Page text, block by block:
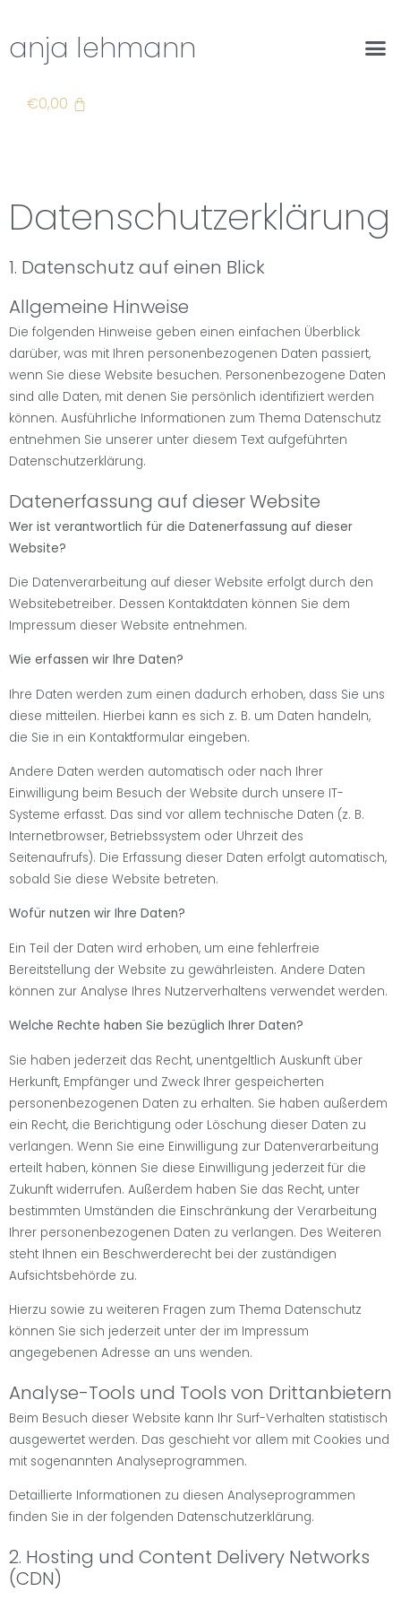
anja lehmann
€0,00
Datenschutzerklärung
1. Datenschutz auf einen Blick
Allgemeine Hinweise
Die folgenden Hinweise geben einen einfachen Überblick
darüber, was mit Ihren personenbezogenen Daten passiert,
wenn Sie diese Website besuchen. Personenbezogene Daten
sind alle Daten, mit denen Sie persönlich identifiziert werden
können. Ausführliche Informationen zum Thema Datenschutz
entnehmen Sie unserer unter diesem Text aufgeführten
Datenschutzerklärung.
Datenerfassung auf dieser Website
Wer ist verantwortlich für die Datenerfassung auf dieser
Website?
Die Datenverarbeitung auf dieser Website erfolgt durch den
Websitebetreiber. Dessen Kontaktdaten können Sie dem
Impressum dieser Website entnehmen.
Wie erfassen wir Ihre Daten?
Ihre Daten werden zum einen dadurch erhoben, dass Sie uns
diese mitteilen. Hierbei kann es sich z. B. um Daten handeln,
die Sie in ein Kontaktformular eingeben.
Andere Daten werden automatisch oder nach Ihrer
Einwilligung beim Besuch der Website durch unsere IT-
Systeme erfasst. Das sind vor allem technische Daten (z. B.
Internetbrowser, Betriebssystem oder Uhrzeit des
Seitenaufrufs). Die Erfassung dieser Daten erfolgt automatisch,
sobald Sie diese Website betreten.
Wofür nutzen wir Ihre Daten?
Ein Teil der Daten wird erhoben, um eine fehlerfreie
Bereitstellung der Website zu gewährleisten. Andere Daten
können zur Analyse Ihres Nutzerverhaltens verwendet werden.
Welche Rechte haben Sie bezüglich Ihrer Daten?
Sie haben jederzeit das Recht, unentgeltlich Auskunft über
Herkunft, Empfänger und Zweck Ihrer gespeicherten
personenbezogenen Daten zu erhalten. Sie haben außerdem
ein Recht, die Berichtigung oder Löschung dieser Daten zu
verlangen. Wenn Sie eine Einwilligung zur Datenverarbeitung
erteilt haben, können Sie diese Einwilligung jederzeit für die
Zukunft widerrufen. Außerdem haben Sie das Recht, unter
bestimmten Umständen die Einschränkung der Verarbeitung
Ihrer personenbezogenen Daten zu verlangen. Des Weiteren
steht Ihnen ein Beschwerderecht bei der zuständigen
Aufsichtsbehörde zu.
Hierzu sowie zu weiteren Fragen zum Thema Datenschutz
können Sie sich jederzeit unter der im Impressum
angegebenen Adresse an uns wenden.
Analyse-Tools und Tools von Drittanbietern
Beim Besuch dieser Website kann Ihr Surf-Verhalten statistisch
ausgewertet werden. Das geschieht vor allem mit Cookies und
mit sogenannten Analyseprogrammen.
Detaillierte Informationen zu diesen Analyseprogrammen
finden Sie in der folgenden Datenschutzerklärung.
2. Hosting und Content Delivery Networks
(CDN)